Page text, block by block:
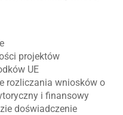
projektów
UE
rozliczania wniosków o
i finansowy
doświadczenie